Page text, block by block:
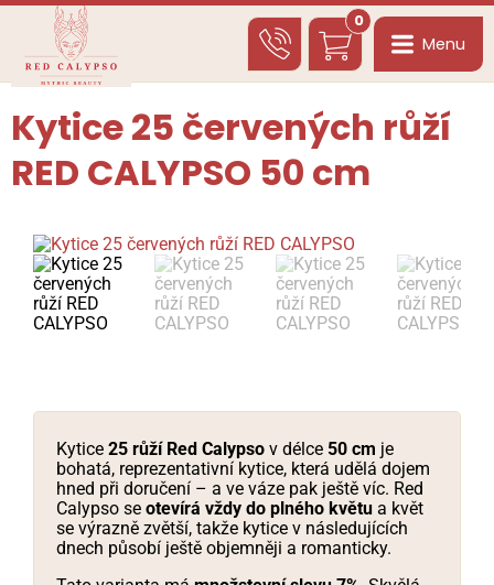
0
Menu
Kytice 25 červených růží
RED CALYPSO 50 cm
Kytice 25 růží Red Calypso v délce 50 cm je
bohatá, reprezentativní kytice, která udělá dojem
hned při doručení – a ve váze pak ještě víc. Red
Calypso se otevírá vždy do plného květu a květ
se výrazně zvětší, takže kytice v následujících
dnech působí ještě objemněji a romanticky.